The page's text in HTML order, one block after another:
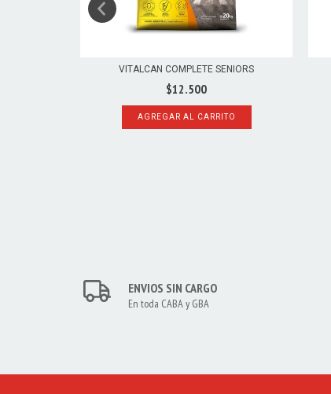
VITALCAN COMPLETE SENIORS
$12.500
AGREGAR AL CARRITO
ENVIOS SIN CARGO
En toda CABA y GBA